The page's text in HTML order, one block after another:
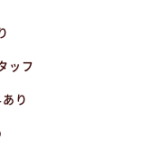
ッフ
り